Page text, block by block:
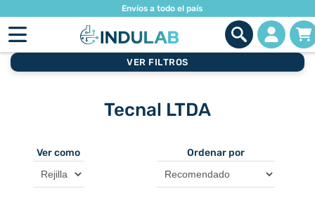
Envíos a todo el país
VER FILTROS
Tecnal LTDA
Ver como Ordenar por